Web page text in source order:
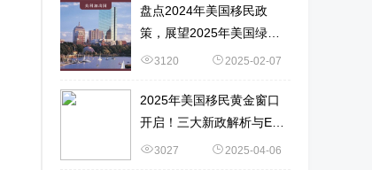
盘点2024年美国移民政
策，展望2025年美国绿卡
获取难度！
3120 2025-02-07
2025年美国移民黄金窗口
开启！三大新政解析与EB-
1A申请实战指南！
3027 2025-04-06